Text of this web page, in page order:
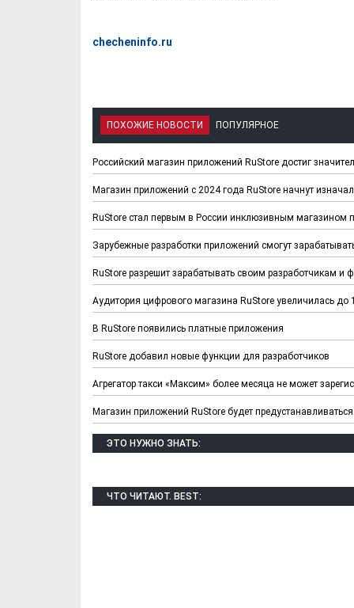
checheninfo.ru
ПОХОЖИЕ НОВОСТИ ПОПУЛЯРНОЕ
Российский магазин приложений RuStore достиг
Магазин приложений с 2024 года RuStore начнут
RuStore стал первым в России инклюзивным магазином
Зарубежные разработки приложений смогут
RuStore разрешит зарабатывать своим разработчикам и
Аудитория цифрового магазина RuStore увеличилась до
В RuStore появились платные приложения
RuStore добавил новые функции для разработчиков
Агрегатор такси «Максим» более месяца не может
Магазин приложений RuStore будет
ЭТО НУЖНО ЗНАТЬ:
ЧТО ЧИТАЮТ. BEST: